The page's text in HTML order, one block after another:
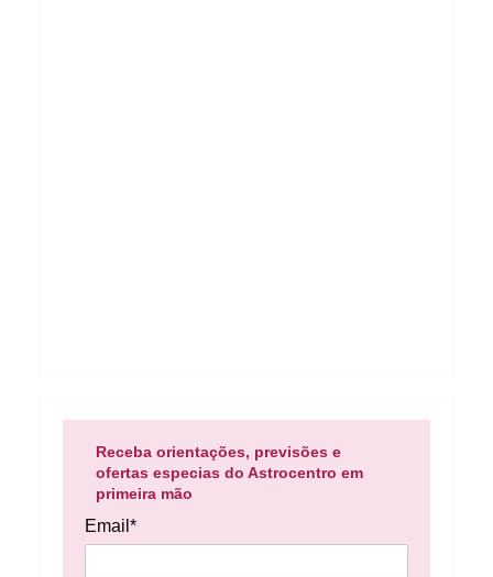
Receba orientações, previsões e
ofertas especias do Astrocentro em
primeira mão
Email*